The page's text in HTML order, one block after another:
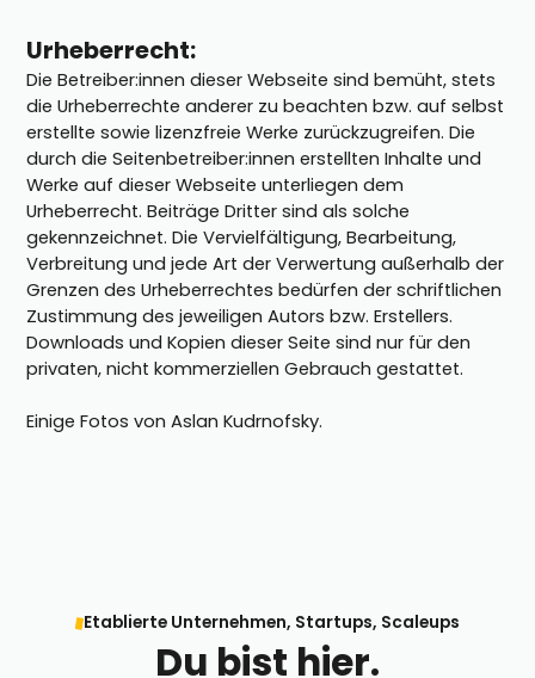
Urheberrecht:
Die Betreiber:innen dieser Webseite sind bemüht, stets
die Urheberrechte anderer zu beachten bzw. auf selbst
erstellte sowie lizenzfreie Werke zurückzugreifen. Die
durch die Seitenbetreiber:innen erstellten Inhalte und
Werke auf dieser Webseite unterliegen dem
Urheberrecht. Beiträge Dritter sind als solche
gekennzeichnet. Die Vervielfältigung, Bearbeitung,
Verbreitung und jede Art der Verwertung außerhalb der
Grenzen des Urheberrechtes bedürfen der schriftlichen
Zustimmung des jeweiligen Autors bzw. Erstellers.
Downloads und Kopien dieser Seite sind nur für den
privaten, nicht kommerziellen Gebrauch gestattet.
Einige Fotos vonAslan Kudrnofsky.
Etablierte Unternehmen, Startups, Scaleups
Du bist hier.